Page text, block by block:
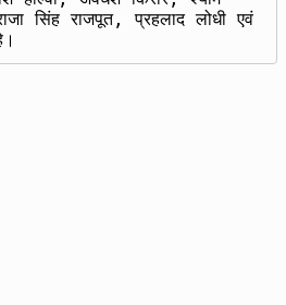
सिंह राजपूत, प्रहलाद लोधी एवं